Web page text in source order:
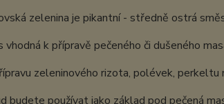
zelenina je pikantní - středně ostrá
vhodná k přípravě pečeného či dušeného
zeleninového rizota, polévek, perkeltu
budete používat jako základ pod pečená